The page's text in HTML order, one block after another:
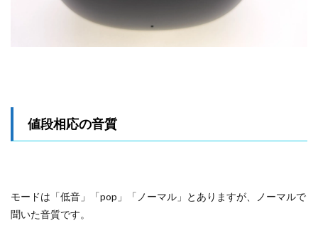
値段相応の音質
モードは「低音」「pop」「ノーマル」とありますが、ノーマルで
聞いた音質です。